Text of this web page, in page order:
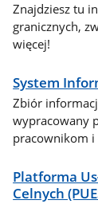
Znajdziesz tu
granicznych,
więcej!
System
Zbiór
wypracowany
pracownikom
Platforma
Celnych